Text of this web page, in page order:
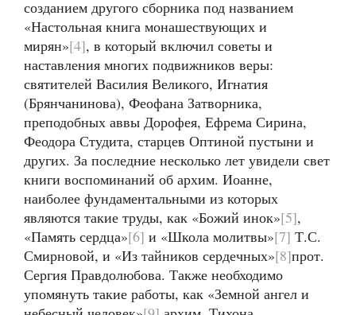
созданием другого сборника под названием
«Настольная книга монашествующих и
мирян»[4], в который включил советы и
наставления многих подвижников веры:
святителей Василия Великого, Игнатия
(Брянчанинова), Феофана Затворника,
преподобных аввы Дорофея, Ефрема Сирина,
Феодора Студита, старцев Оптиной пустыни и
других. За последние несколько лет увидели свет
книги воспоминаний об архим. Иоанне,
наиболее фундаментальными из которых
являются такие труды, как «Божий инок»[5],
«Память сердца»[6] и «Школа молитвы»[7] Т.С.
Смирновой, и «Из тайников сердечных»[8]прот.
Сергия Правдолюбова. Также необходимо
упомянуть такие работы, как «Земной ангел и